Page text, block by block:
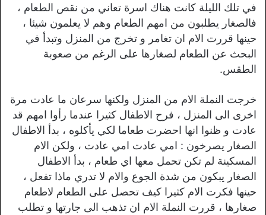
في تلك الليلة كانت هناك اسرة تعاني من نقص الطعام ،
فالصغار يطلبون من امهم الطعام وهم لا يعلمون شيئا ،
حينها قررت الام ان تغامر و تخرج من المنزل وتبدأ في
البحث عن الطعام لصغارها على الرغم من صعوبة
الطقس.
خرجت النملة الام من المنزل ولكنها سرعان ما عادت مرة
اخرى الى المنزل ، فرح الاطفال كثيرا عندما رأوا امهم قد
عادت و ظنوا انها احضرت طعاما لكي يأكلوه ، بدأ الاطفال
الصغار يصرخون : امي عادت امي عادت ، ولكن الام
المسكينة لم تكن تحمل معها اي طعام ، بدأ الاطفال
الصغار يبكون من شدة الجوع والام لا تدري ماذا تفعل ،
حينها فكرت الام كثيرا كيف تحصل على الطعام لاطعام
صغارها ، قررت النملة الام ان تذهب الى جارتها و تطلب